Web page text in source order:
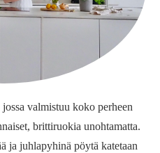
valmistuu koko perheen
brittiruokia unohtamatta.
ja juhlapyhinä pöytä katetaan